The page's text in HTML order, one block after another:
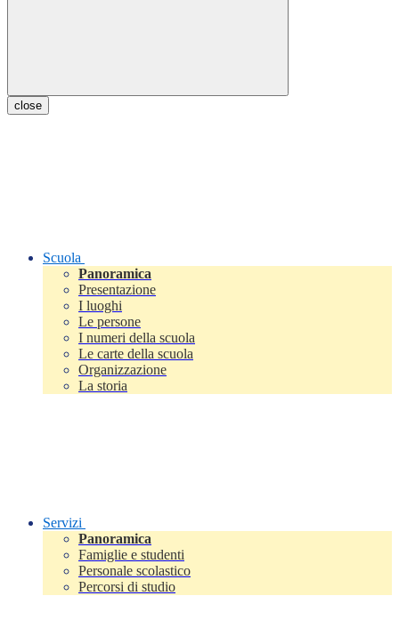
close
Scuola
Panoramica
Presentazione
I luoghi
Le persone
I numeri della scuola
Le carte della scuola
Organizzazione
La storia
Servizi
Panoramica
Famiglie e studenti
Personale scolastico
Percorsi di studio